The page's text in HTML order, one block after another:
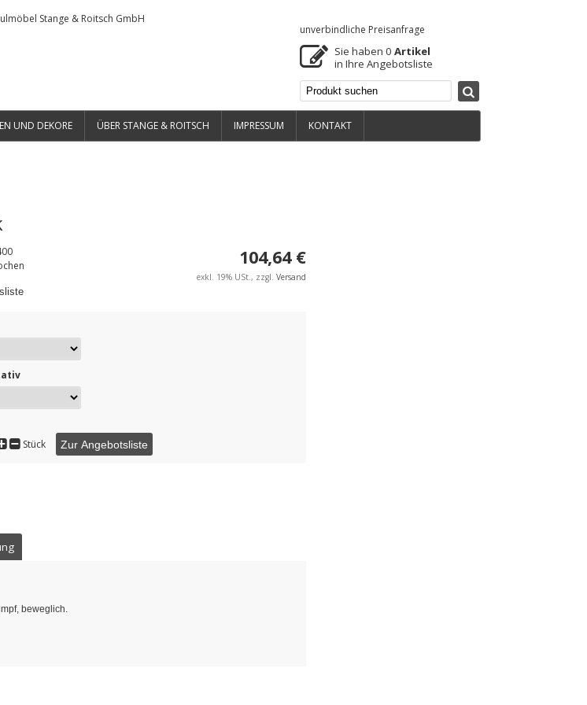
unverbindliche Preisanfrage
Sie haben 0 Artikel
in Ihre Angebotsliste
UND DEKORE ÜBER STANGE & ROITSCH IMPRESSUM KONTAKT
104,64 €
exkl. 19% USt., zzgl. Versand
Stück Zur Angebotsliste
beweglich.